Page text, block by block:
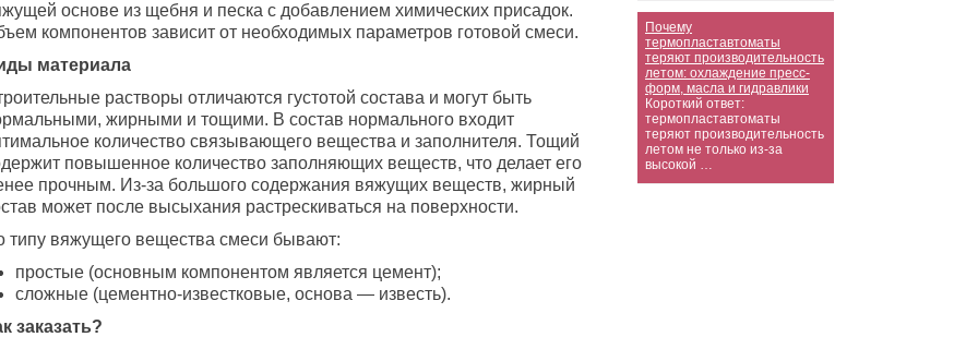
Почему
термопластавтоматы
теряют производительность
летом: охлаждение пресс-
форм, масла и гидравлики
Короткий ответ:
термопластавтоматы
теряют производительность
летом не только из-за
высокой …
основе из щебня и песка с добавлением химических присадок.
компонентов зависит от необходимых параметров готовой смеси.
материала
растворы отличаются густотой состава и могут быть
жирными и тощими. В состав нормального входит
количество связывающего вещества и заполнителя. Тощий
повышенное количество заполняющих веществ, что делает его
прочным. Из-за большого содержания вяжущих веществ, жирный
может после высыхания растрескиваться на поверхности.
типу вяжущего вещества смеси бывают:
простые (основным компонентом является цемент);
сложные (цементно-известковые, основа — известь).
заказать?